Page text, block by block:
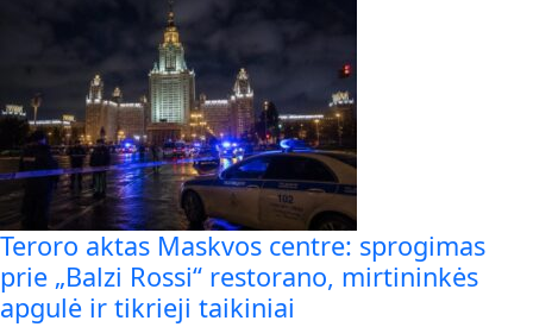
Teroro aktas Maskvos centre: sprogimas
prie „Balzi Rossi“ restorano, mirtininkės
apgulė ir tikrieji taikiniai